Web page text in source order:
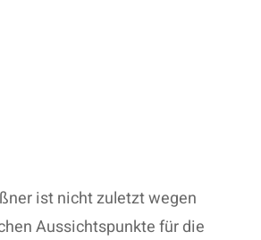
ist nicht zuletzt wegen
Aussichtspunkte für die